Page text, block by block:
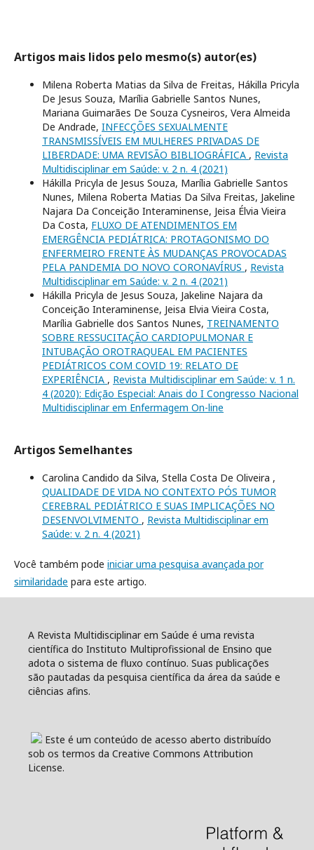
Artigos mais lidos pelo mesmo(s) autor(es)
Milena Roberta Matias da Silva de Freitas, Hákilla Pricyla
De Jesus Souza, Marília Gabrielle Santos Nunes,
Mariana Guimarães De Souza Cysneiros, Vera Almeida
De Andrade, INFECÇÕES SEXUALMENTE
TRANSMISSÍVEIS EM MULHERES PRIVADAS DE
LIBERDADE: UMA REVISÃO BIBLIOGRÁFICA , Revista
Multidisciplinar em Saúde: v. 2 n. 4 (2021)
Hákilla Pricyla de Jesus Souza, Marília Gabrielle Santos
Nunes, Milena Roberta Matias Da Silva Freitas, Jakeline
Najara Da Conceição Interaminense, Jeisa Élvia Vieira
Da Costa, FLUXO DE ATENDIMENTOS EM
EMERGÊNCIA PEDIÁTRICA: PROTAGONISMO DO
ENFERMEIRO FRENTE ÀS MUDANÇAS PROVOCADAS
PELA PANDEMIA DO NOVO CORONAVÍRUS , Revista
Multidisciplinar em Saúde: v. 2 n. 4 (2021)
Hákilla Pricyla de Jesus Souza, Jakeline Najara da
Conceição Interaminense, Jeisa Elvia Vieira Costa,
Marília Gabrielle dos Santos Nunes, TREINAMENTO
SOBRE RESSUCITAÇÃO CARDIOPULMONAR E
INTUBAÇÃO OROTRAQUEAL EM PACIENTES
PEDIÁTRICOS COM COVID 19: RELATO DE
EXPERIÊNCIA , Revista Multidisciplinar em Saúde: v. 1 n.
4 (2020): Edição Especial: Anais do I Congresso Nacional
Multidisciplinar em Enfermagem On-line
Artigos Semelhantes
Carolina Candido da Silva, Stella Costa De Oliveira ,
QUALIDADE DE VIDA NO CONTEXTO PÓS TUMOR
CEREBRAL PEDIÁTRICO E SUAS IMPLICAÇÕES NO
DESENVOLVIMENTO , Revista Multidisciplinar em
Saúde: v. 2 n. 4 (2021)
Você também pode iniciar uma pesquisa avançada por
similaridade para este artigo.
A Revista Multidisciplinar em Saúde é uma revista
científica do Instituto Multiprofissional de Ensino que
adota o sistema de fluxo contínuo. Suas publicações
são pautadas da pesquisa científica da área da saúde e
ciências afins.
Este é um conteúdo de acesso aberto distribuído
sob os termos da Creative Commons Attribution
License.